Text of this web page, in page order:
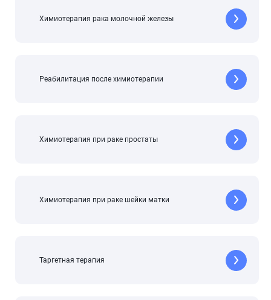
Химиотерапия рака молочной железы
Реабилитация после химиотерапии
Химиотерапия при раке простаты
Химиотерапия при раке шейки матки
Таргетная терапия